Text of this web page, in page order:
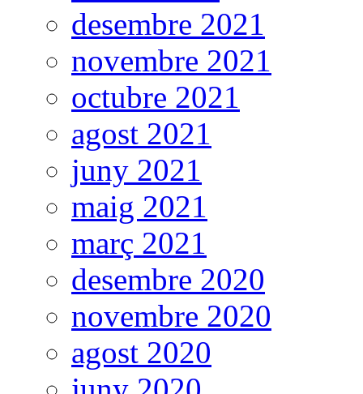
desembre 2021
novembre 2021
octubre 2021
agost 2021
juny 2021
maig 2021
març 2021
desembre 2020
novembre 2020
agost 2020